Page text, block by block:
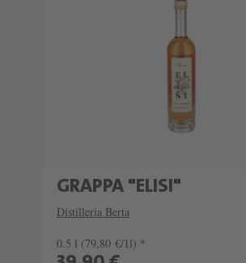
GRAPPA "ELISI"
Distilleria Berta
0.5 l (79,80 €/1l) *